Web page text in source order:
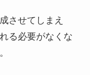
させてしまえ
る必要がなくな